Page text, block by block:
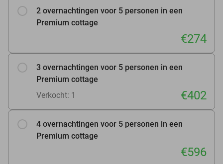
2 overnachtingen voor 5 personen in een
Premium cottage
€274
3 overnachtingen voor 5 personen in een
Premium cottage
Verkocht: 1
€402
4 overnachtingen voor 5 personen in een
Premium cottage
€596